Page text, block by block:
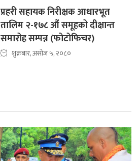
प्रहरी सहायक निरीक्षक आधारभूत
तालिम २-१७८ औं समूहको दीक्षान्त
समारोह सम्पन्न (फोटोफिचर)
शुक्रबार, असोज ५, २०८०